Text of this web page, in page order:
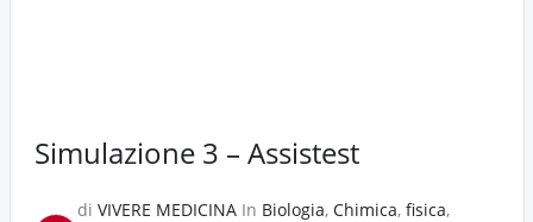
Simulazione 3 – Assistest
di VIVERE MEDICINAIn Biologia, Chimica, fisica,